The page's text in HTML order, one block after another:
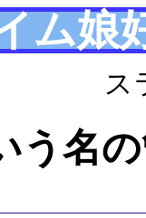
ム娘
ス
う名